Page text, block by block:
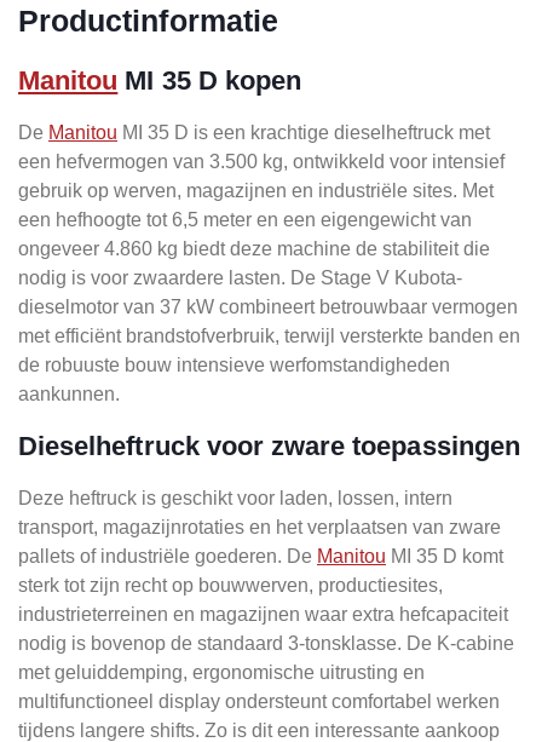
Productinformatie
Manitou MI 35 D kopen
De Manitou MI 35 D is een krachtige dieselheftruck met
een hefvermogen van 3.500 kg, ontwikkeld voor intensief
gebruik op werven, magazijnen en industriële sites. Met
een hefhoogte tot 6,5 meter en een eigengewicht van
ongeveer 4.860 kg biedt deze machine de stabiliteit die
nodig is voor zwaardere lasten. De Stage V Kubota-
dieselmotor van 37 kW combineert betrouwbaar vermogen
met efficiënt brandstofverbruik, terwijl versterkte banden en
de robuuste bouw intensieve werfomstandigheden
aankunnen.
Dieselheftruck voor zware toepassingen
Deze heftruck is geschikt voor laden, lossen, intern
transport, magazijnrotaties en het verplaatsen van zware
pallets of industriële goederen. De Manitou MI 35 D komt
sterk tot zijn recht op bouwwerven, productiesites,
industrieterreinen en magazijnen waar extra hefcapaciteit
nodig is bovenop de standaard 3-tonsklasse. De K-cabine
met geluiddemping, ergonomische uitrusting en
multifunctioneel display ondersteunt comfortabel werken
tijdens langere shifts. Zo is dit een interessante aankoop